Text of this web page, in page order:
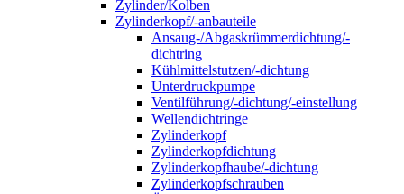
Zylinder/Kolben
Zylinderkopf/-anbauteile
Ansaug-/Abgaskrümmerdichtung/-
dichtring
Kühlmittelstutzen/-dichtung
Unterdruckpumpe
Ventilführung/-dichtung/-einstellung
Wellendichtringe
Zylinderkopf
Zylinderkopfdichtung
Zylinderkopfhaube/-dichtung
Zylinderkopfschrauben